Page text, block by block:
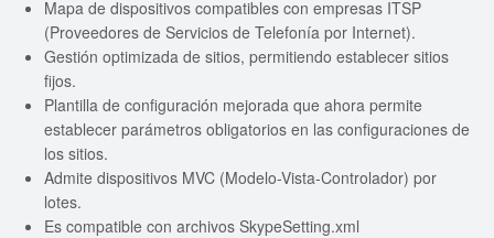
Mapa de dispositivos compatibles con empresas ITSP
(Proveedores de Servicios de Telefonía por Internet).
Gestión optimizada de sitios, permitiendo establecer sitios
fijos.
Plantilla de configuración mejorada que ahora permite
establecer parámetros obligatorios en las configuraciones de
los sitios.
Admite dispositivos MVC (Modelo-Vista-Controlador) por
lotes.
Es compatible con archivos SkypeSetting.xml